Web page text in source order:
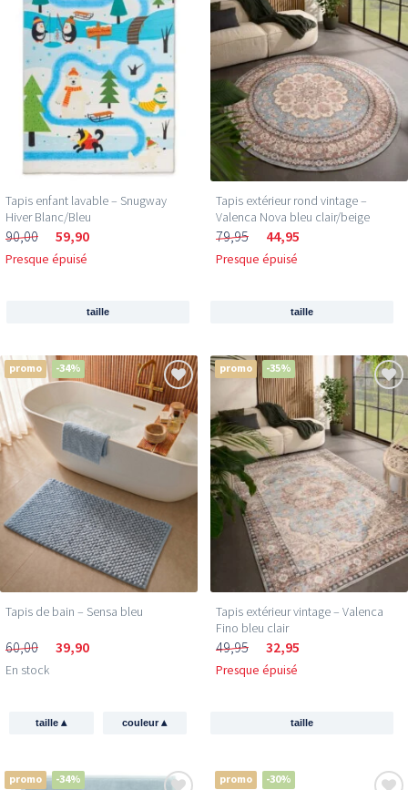
Tapis enfant lavable – Snugway
Hiver Blanc/Bleu
90,00 59,90
Presque épuisé
taille
Tapis extérieur rond vintage –
Valenca Nova bleu clair/beige
79,95 44,95
Presque épuisé
taille
promo -34%
Tapis de bain – Sensa bleu
60,00 39,90
En stock
taille▴ couleur▴
promo -35%
Tapis extérieur vintage – Valenca
Fino bleu clair
49,95 32,95
Presque épuisé
taille
promo -34% promo -30%